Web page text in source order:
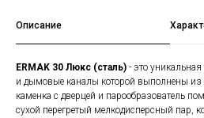
Описание
ERMAK 30 Люкс (сталь) - это
и дымовые каналы которой выполнены из
каменка с дверцей и парообразователь
сухой перегретый мелкодисперсный пар,